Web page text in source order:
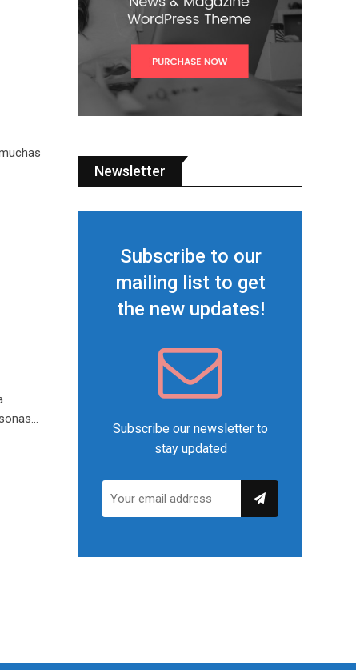
Newsletter
Subscribe to our
mailing list to get
the new updates!
Subscribe our newsletter to
stay updated